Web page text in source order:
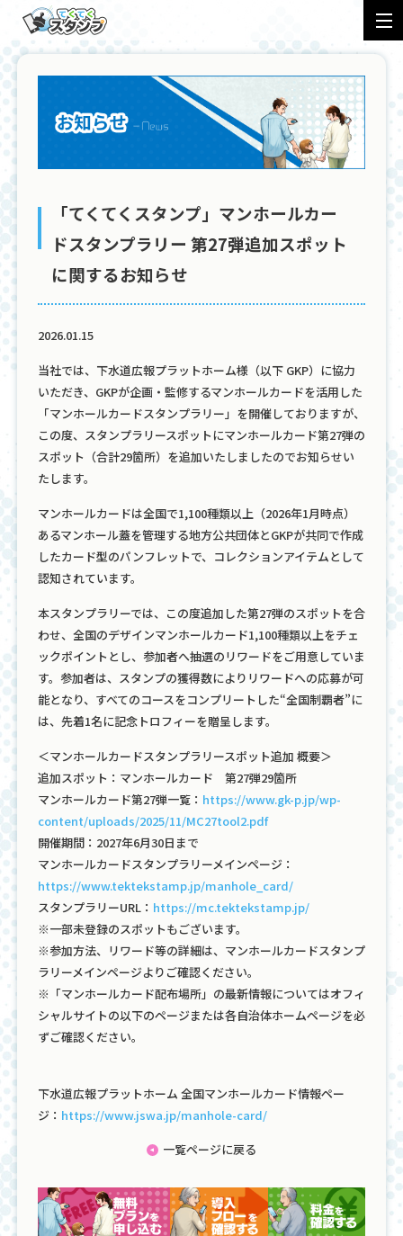
特徴 導入フロー 事例
お知らせ ナレッジ 料金
アプリ 問い合わせ
プライバシーポリシー ロゴ規定
「てくてくスタンプ」マンホールカー
ドスタンプラリー 第27弾追加スポット
に関するお知らせ
2026.01.15
当社では、下水道広報プラットホーム様（以下 GKP）に協力
いただき、GKPが企画・監修するマンホールカードを活用した
「マンホールカードスタンプラリー」を開催しておりますが、
この度、スタンプラリースポットにマンホールカード第27弾の
スポット（合計29箇所）を追加いたしましたのでお知らせい
たします。
マンホールカードは全国で1,100種類以上（2026年1月時点）
あるマンホール蓋を管理する地方公共団体とGKPが共同で作成
したカード型のパンフレットで、コレクションアイテムとして
認知されています。
本スタンプラリーでは、この度追加した第27弾のスポットを合
わせ、全国のデザインマンホールカード1,100種類以上をチェ
ックポイントとし、参加者へ抽選のリワードをご用意していま
す。参加者は、スタンプの獲得数によりリワードへの応募が可
能となり、すべてのコースをコンプリートした“全国制覇者”に
は、先着1名に記念トロフィーを贈呈します。
＜マンホールカードスタンプラリースポット追加 概要＞
追加スポット：マンホールカード 第27弾29箇所​
マンホールカード第27弾一覧： https://www.gk-p.jp/wp-
content/uploads/2025/11/MC27tool2.pdf
開催期間：2027年6月30日まで
マンホールカードスタンプラリーメインページ：
https://www.tektekstamp.jp/manhole_card/
スタンプラリーURL： https://mc.tektekstamp.jp/
※一部未登録のスポットもございます。
※参加方法、リワード等の詳細は、マンホールカードスタンプ
ラリーメインページよりご確認ください。
※「マンホールカード配布場所」の最新情報についてはオフィ
シャルサイトの以下のページまたは各自治体ホームページを必
ずご確認ください。
下水道広報プラットホーム 全国マンホールカード情報ペー
ジ： https://www.jswa.jp/manhole-card/
一覧ページに戻る